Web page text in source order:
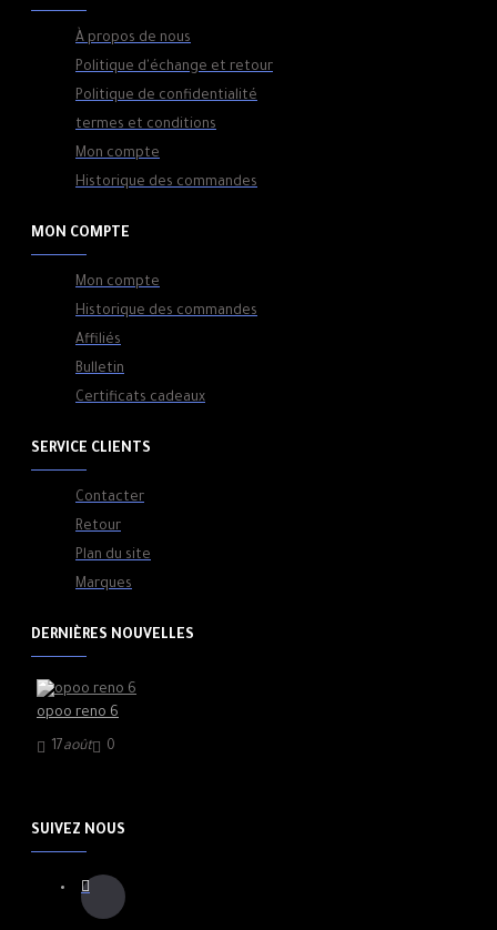
À propos de nous
Politique d'échange et retour
Politique de confidentialité
termes et conditions
Mon compte
Historique des commandes
MON COMPTE
Mon compte
Historique des commandes
Affiliés
Bulletin
Certificats cadeaux
SERVICE CLIENTS
Contacter
Retour
Plan du site
Marques
DERNIÈRES NOUVELLES
opoo reno 6
17 août 0
SUIVEZ NOUS